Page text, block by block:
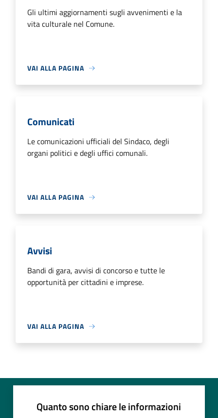
Gli ultimi aggiornamenti sugli avvenimenti e la
vita culturale nel Comune.
VAI ALLA PAGINA
Comunicati
Le comunicazioni ufficiali del Sindaco, degli
organi politici e degli uffici comunali.
VAI ALLA PAGINA
Avvisi
Bandi di gara, avvisi di concorso e tutte le
opportunità per cittadini e imprese.
VAI ALLA PAGINA
Quanto sono chiare le informazioni